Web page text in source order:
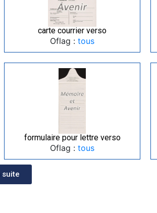
carte courrier verso
Oflag : tous
formulaire pour lettre verso
Oflag : tous
suite